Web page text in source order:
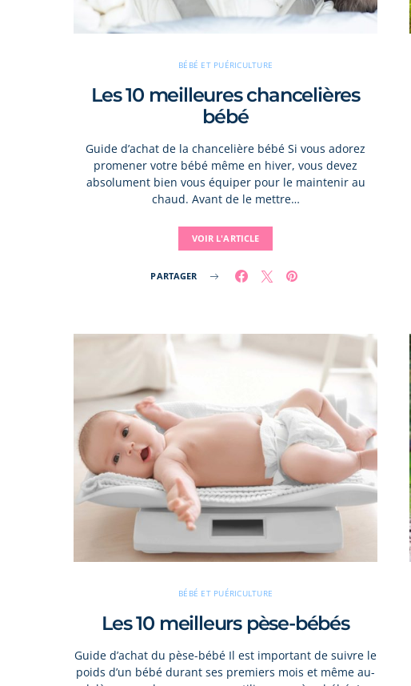
BÉBÉ ET PUÉRICULTURE
Les 10 meilleures chancelières
bébé
Guide d’achat de la chancelière bébé Si vous adorez
promener votre bébé même en hiver, vous devez
absolument bien vous équiper pour le maintenir au
chaud. Avant de le mettre…
VOIR L'ARTICLE
PARTAGER
BÉBÉ ET PUÉRICULTURE
Les 10 meilleurs pèse-bébés
Guide d’achat du pèse-bébé Il est important de suivre le
poids d’un bébé durant ses premiers mois et même au-